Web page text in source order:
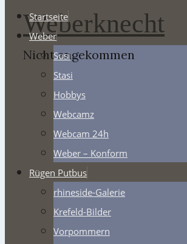
Weberknecht
Nicht angekommen
Startseite
Weber
Susi
Stasi
Hobbys
Webcamz
Webcam 24h
Weber – Konform
Rügen Putbus
rhineside-Galerie
Krefeld-Bilder
Vorpommern